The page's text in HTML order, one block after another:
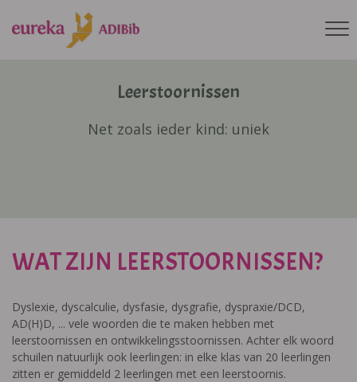
Leerstoornissen
Net zoals ieder kind: uniek
WAT ZIJN LEERSTOORNISSEN?
Dyslexie, dyscalculie, dysfasie, dysgrafie, dyspraxie/DCD,
AD(H)D, ... vele woorden die te maken hebben met
leerstoornissen en ontwikkelingsstoornissen. Achter elk woord
schuilen natuurlijk ook leerlingen: in elke klas van 20 leerlingen
zitten er gemiddeld 2 leerlingen met een leerstoornis.